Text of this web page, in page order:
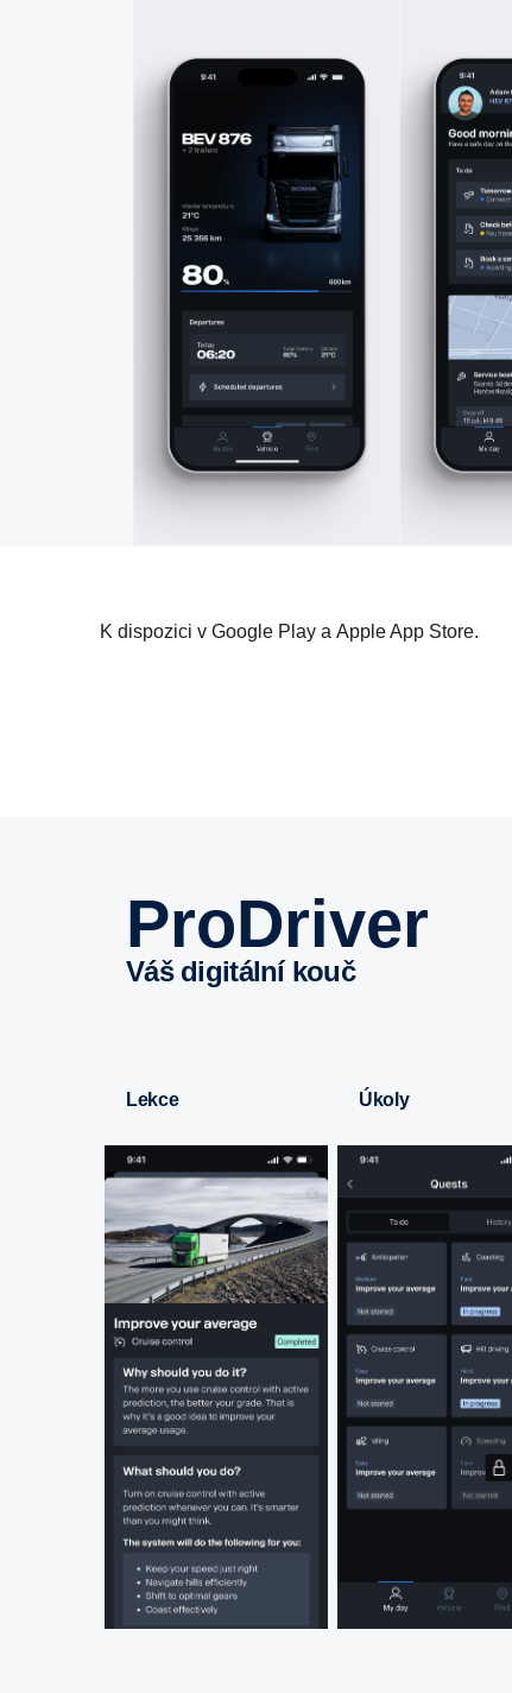
K dispozici v Google Play a Apple App Store.
ProDriver
Váš digitální kouč
Lekce Úkoly